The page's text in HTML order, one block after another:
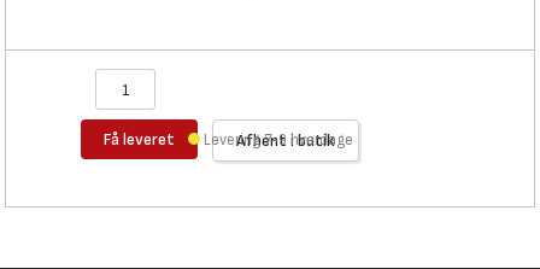
Få leveret Afhent i butik
Levering 7-9 hverdage